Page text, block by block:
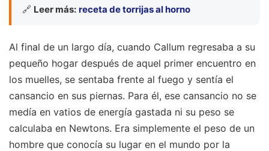
🔗 Leer más: receta de torrijas al horno
Al final de un largo día, cuando Callum regresaba a su
pequeño hogar después de aquel primer encuentro en
los muelles, se sentaba frente al fuego y sentía el
cansancio en sus piernas. Para él, ese cansancio no se
medía en vatios de energía gastada ni su peso se
calculaba en Newtons. Era simplemente el peso de un
hombre que conocía su lugar en el mundo por la